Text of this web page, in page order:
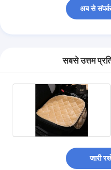
अब से
सबसे उत्तम
जारी